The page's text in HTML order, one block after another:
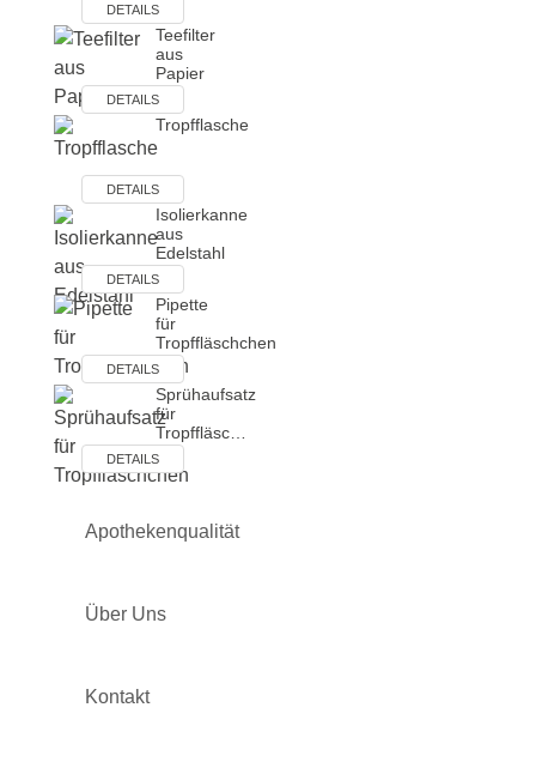
DETAILS
Teefilter
aus
Papier
DETAILS
Tropfflasche
DETAILS
Isolierkanne
aus
Edelstahl
DETAILS
Pipette
für
Tropffläschchen
DETAILS
Sprühaufsatz
für
Tropffläsc…
DETAILS
Apothekenqualität
Über Uns
Kontakt